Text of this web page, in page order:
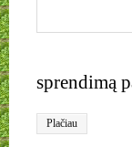
sprendimą
Plačiau